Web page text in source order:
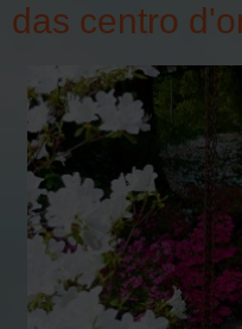
das centro